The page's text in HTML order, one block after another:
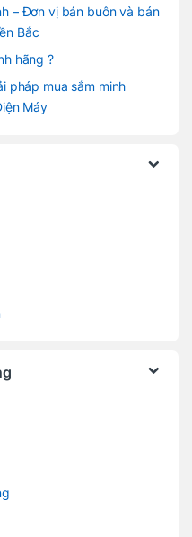
– Đơn vị bán buôn và bán
Bắc
hãng ?
pháp mua sắm minh
Máy